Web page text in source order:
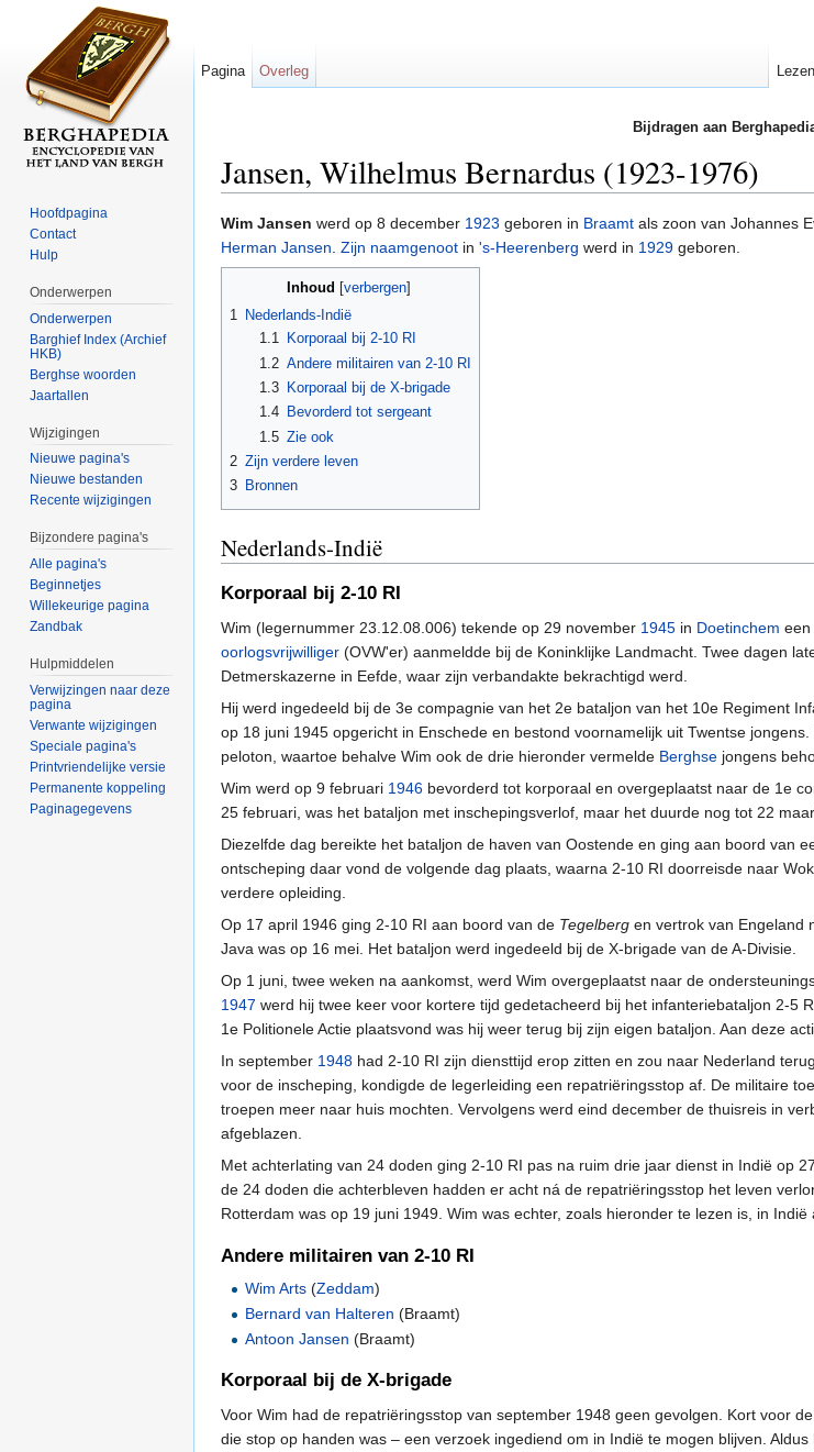
Bijdragen aan
Jansen, Wilhelmus Bernardus (1923-1976)
Wim Jansen werd op 8 december 1923 geboren in Braamt als zoon van Johannes
Herman Jansen. Zijn naamgenoot in 's-Heerenberg werd in 1929 geboren.
Inhoud verbergen]
1 Nederlands-Indië
1.1
Korporaal bij 2-10 RI
1.2 Andere militairen van 2-10 RI
1.3
Korporaal bij de X-brigade
1.4
Bevorderd tot sergeant
1.5 Zie ook
2 Zijn verdere leven
3 Bronnen
Nederlands-Indië
Korporaal bij 2-10 RI
Wim (legernummer 23.12.08.006) tekende op 29 november 1945 in Doetinchem een
oorlogsvrijwilliger (OVW'er) aanmeldde bij de Koninklijke Landmacht. Twee dagen
Detmerskazerne in Eefde, waar zijn verbandakte bekrachtigd werd.
Hij werd ingedeeld bij de 3e compagnie van het 2e bataljon van het 10e Regiment
op 18 juni 1945 opgericht in Enschede en bestond voornamelijk uit Twentse
peloton, waartoe behalve Wim ook de drie hieronder vermelde Berghse jongens
Wim werd op 9 februari 1946 bevorderd tot korporaal en overgeplaatst naar de 1e
25 februari, was het bataljon met inschepingsverlof, maar het duurde nog tot 22
Diezelfde dag bereikte het bataljon de haven van Oostende en ging aan boord van
ontscheping daar vond de volgende dag plaats, waarna 2-10 RI doorreisde naar
verdere opleiding.
Op 17 april 1946 ging 2-10 RI aan boord van de Tegelberg en vertrok van Engeland
Java was op 16 mei. Het bataljon werd ingedeeld bij de X-brigade van de A-Divisie.
Op 1 juni, twee weken na aankomst, werd Wim overgeplaatst naar de
1947 werd hij twee keer voor kortere tijd gedetacheerd bij het infanteriebataljon 2-5
1e Politionele Actie plaatsvond was hij weer terug bij zijn eigen bataljon. Aan deze
In september 1948 had 2-10 RI zijn diensttijd erop zitten en zou naar Nederland
voor de inscheping, kondigde de legerleiding een repatriëringsstop af. De militaire
troepen meer naar huis mochten. Vervolgens werd eind december de thuisreis in
afgeblazen.
Met achterlating van 24 doden ging 2-10 RI pas na ruim drie jaar dienst in Indië op
de 24 doden die achterbleven hadden er acht ná de repatriëringsstop het leven
Rotterdam was op 19 juni 1949. Wim was echter, zoals hieronder te lezen is, in Indië
Andere militairen van 2-10 RI
Wim Arts (Zeddam)
Bernard van Halteren (Braamt)
Antoon Jansen (Braamt)
Korporaal bij de X-brigade
Voor Wim had de repatriëringsstop van september 1948 geen gevolgen. Kort voor
die stop op handen was – een verzoek ingediend om in Indië te mogen blijven.
Pagina Overleg Lezen
Hoofdpagina
Contact
Hulp
Onderwerpen
Onderwerpen
Barghief Index (Archief
HKB)
Berghse woorden
Jaartallen
Wijzigingen
Nieuwe pagina's
Nieuwe bestanden
Recente wijzigingen
Bijzondere pagina's
Alle pagina's
Beginnetjes
Willekeurige pagina
Zandbak
Hulpmiddelen
Verwijzingen naar deze
pagina
Verwante wijzigingen
Speciale pagina's
Printvriendelijke versie
Permanente koppeling
Paginagegevens